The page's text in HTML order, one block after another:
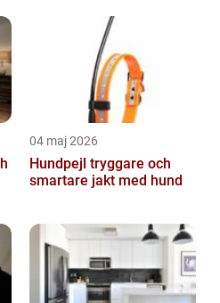
04 maj 2026
Hundpejl tryggare och
smartare jakt med hund